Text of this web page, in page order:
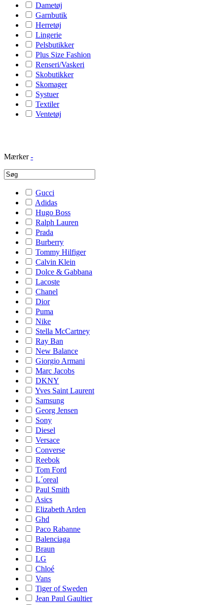
Dametøj
Garnbutik
Herretøj
Lingerie
Pelsbutikker
Plus Size Fashion
Renseri/Vaskeri
Skobutikker
Skomager
Systuer
Textiler
Ventetøj
Mærker -
Gucci
Adidas
Hugo Boss
Ralph Lauren
Prada
Burberry
Tommy Hilfiger
Calvin Klein
Dolce & Gabbana
Lacoste
Chanel
Dior
Puma
Nike
Stella McCartney
Ray Ban
New Balance
Giorgio Armani
Marc Jacobs
DKNY
Yves Saint Laurent
Samsung
Georg Jensen
Sony
Diesel
Versace
Converse
Reebok
Tom Ford
L´oreal
Paul Smith
Asics
Elizabeth Arden
Ghd
Paco Rabanne
Balenciaga
Braun
LG
Chloé
Vans
Tiger of Sweden
Jean Paul Gaultier